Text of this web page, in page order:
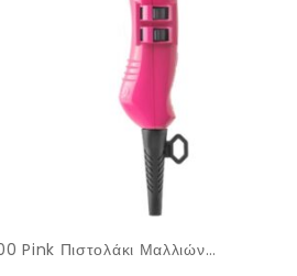
Pink Πιστολάκι Μαλλιών